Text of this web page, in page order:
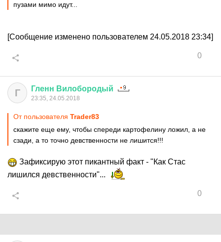
пузами мимо идут...
[Сообщение изменено пользователем 24.05.2018 23:34]
0
Г Гленн Вилобородый
23:35, 24.05.2018
От пользователя Trader83
скажите еще ему, чтобы спереди картофелину ложил, а не
сзади, а то точно девственности не лишится!!!
Зафиксирую этот пикантный факт - "Как Стас
лишился девственности"...
0